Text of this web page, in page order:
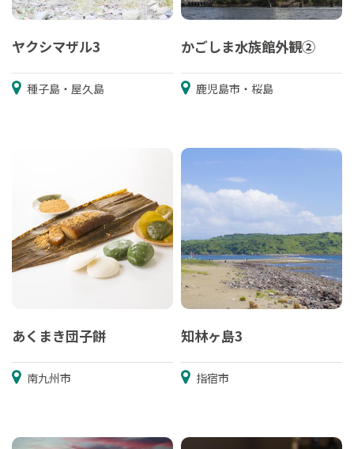
ヤクシマザル3
種子島・屋久島
かごしま水族館外観②
鹿児島市・桜島
あくまき団子餅
南九州市
知林ヶ島3
指宿市